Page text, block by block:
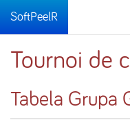
SoftPeelR
Tournoi de
Tabela Grupa